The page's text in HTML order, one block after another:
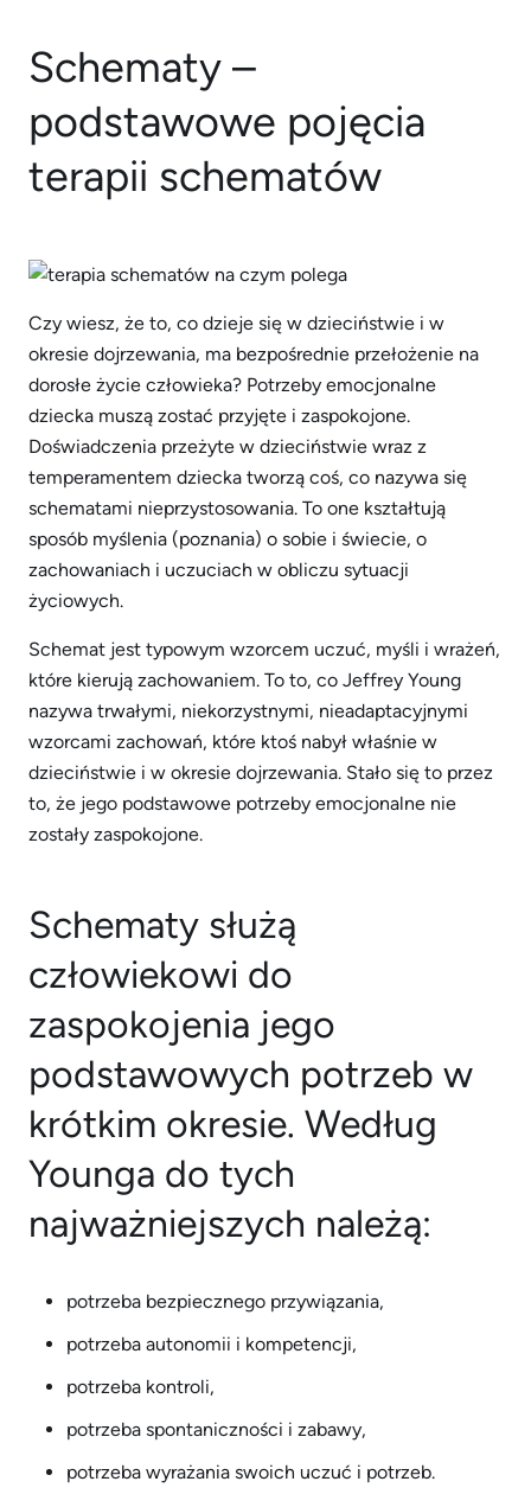
Schematy –
podstawowe pojęcia
terapii schematów
Czy wiesz, że to, co dzieje się w dzieciństwie i w
okresie dojrzewania, ma bezpośrednie przełożenie na
dorosłe życie człowieka? Potrzeby emocjonalne
dziecka muszą zostać przyjęte i zaspokojone.
Doświadczenia przeżyte w dzieciństwie wraz z
temperamentem dziecka tworzą coś, co nazywa się
schematami nieprzystosowania. To one kształtują
sposób myślenia (poznania) o sobie i świecie, o
zachowaniach i uczuciach w obliczu sytuacji
życiowych.
Schemat jest typowym wzorcem uczuć, myśli i wrażeń,
które kierują zachowaniem. To to, co Jeffrey Young
nazywa trwałymi, niekorzystnymi, nieadaptacyjnymi
wzorcami zachowań, które ktoś nabył właśnie w
dzieciństwie i w okresie dojrzewania. Stało się to przez
to, że jego podstawowe potrzeby emocjonalne nie
zostały zaspokojone.
Schematy służą
człowiekowi do
zaspokojenia jego
podstawowych potrzeb w
krótkim okresie. Według
Younga do tych
najważniejszych należą:
potrzeba bezpiecznego przywiązania,
potrzeba autonomii i kompetencji,
potrzeba kontroli,
potrzeba spontaniczności i zabawy,
potrzeba wyrażania swoich uczuć i potrzeb.